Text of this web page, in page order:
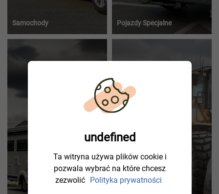
Samochody Pojazdy Specjalne
undefined
Ta witryna używa plików cookie i
pozwala wybrać na które chcesz
zezwolić Polityka prywatności